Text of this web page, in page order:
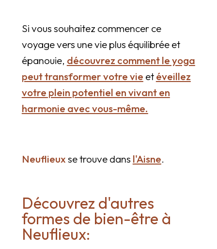
Si vous souhaitez commencer ce
voyage vers une vie plus équilibrée et
épanouie, découvrez comment le yoga
peut transformer votre vie etéveillez
votre plein potentiel en vivant en
harmonie avec vous-même.
Neuflieuxse trouve dans l'Aisne.
Découvrez d'autres
formes de bien-être à
Neuflieux: